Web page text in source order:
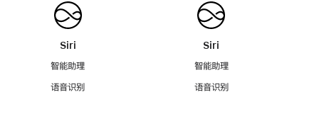
Siri
智能助理
语音识别
Siri
智能助理
语音识别